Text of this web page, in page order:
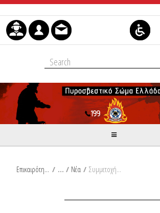
Μετάβαση στο περιεχόμενο
Επικαιρότητα / Νέα / Συμμετοχή Στελεχών του Πυροσβεστικού Σώματος στην Εθνική Εκστρατεία Εμβολιασμού – «Επιχείρηση Ελευθερία»